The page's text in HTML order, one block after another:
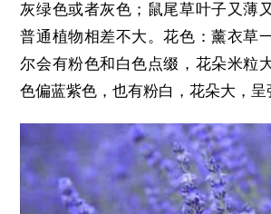
灰绿色或者灰色；鼠尾草叶子又薄
普通植物相差不大。花色：薰衣草
尔会有粉色和白色点缀，花朵米粒
色偏蓝紫色，也有粉白，花朵大，呈